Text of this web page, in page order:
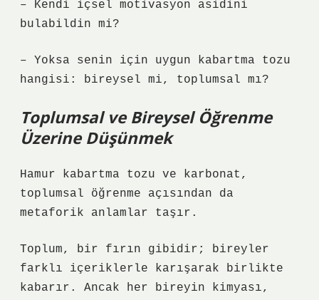
– Kendi içsel motivasyon asidini
bulabildin mi?
– Yoksa senin için uygun kabartma tozu
hangisi: bireysel mi, toplumsal mı?
Toplumsal ve Bireysel Öğrenme
Üzerine Düşünmek
Hamur kabartma tozu ve karbonat,
toplumsal öğrenme açısından da
metaforik anlamlar taşır.
Toplum, bir fırın gibidir; bireyler
farklı içeriklerle karışarak birlikte
kabarır. Ancak her bireyin kimyası,